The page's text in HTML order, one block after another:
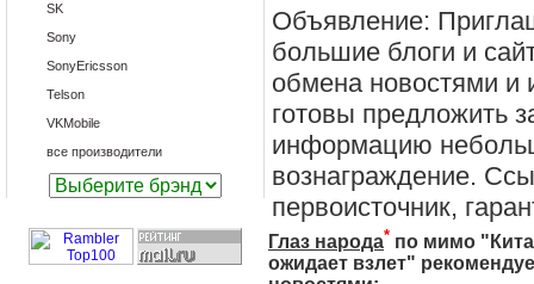
SK
Sony
SonyEricsson
Telson
VKMobile
все производители
Объявление:
большие блоги и
обмена новостями и
готовы предложить
информацию
вознаграждение.
первоисточник,
Глаз народа* по мимо "
ожидает взлет"